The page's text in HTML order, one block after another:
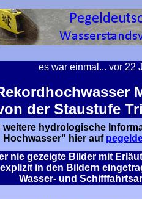
es war einmal... vor 22
der Staustufe
hydrologische
Hochwasser" hier auf
nie gezeigte Bilder mit
in den Bildern
Wasser- und